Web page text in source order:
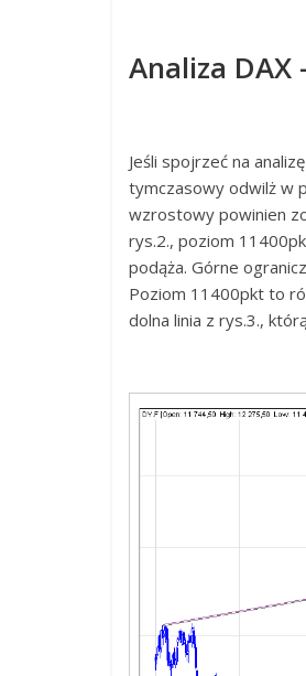
Analiza
Jeśli spojrzeć na
tymczasowy odwilż w
wzrostowy powinien
rys.2., poziom
podąża. Górne
Poziom 11400pkt to
dolna linia z rys.3.,